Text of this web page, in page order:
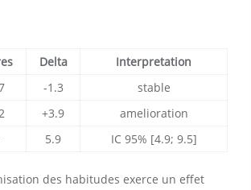
Delta
Interpretation
-1.3
stable
+3.9
amelioration
5.9 IC 95% [4.9; 9.5]
des habitudes exerce un effet